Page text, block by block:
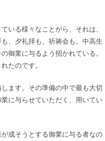
いる様々なことがら、それは、
、夕礼拝も、祈祷会も、中高生
御業に与るよう招かれている。
たのです。
ます。その準備の中で最も大切
に与らせていただく、用いてい
成そうとする御業に与る者なの